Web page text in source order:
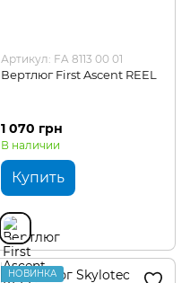
Артикул: FA 8113 00 01
Вертлюг First Ascent REEL
1 070 грн
В наличии
Купить
НОВИНКА